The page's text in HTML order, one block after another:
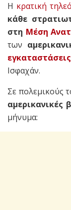
Η κρατική
κάθε
στη Μέση
των
εγκαταστάσεις
Ισφαχάν.
Σε πολεμικούς
αμερικανικές
μήνυμα: